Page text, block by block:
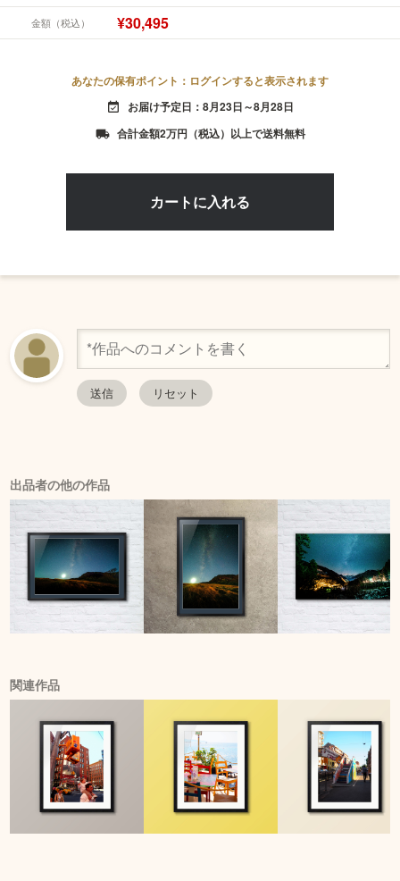
金額（税込） ¥30,495
あなたの保有ポイント：ログインすると表示されます
event_available お届け予定日：8月23日～8月28日
local_shipping 合計金額2万円（税込）以上で送料無料
出品者の他の作品
関連作品